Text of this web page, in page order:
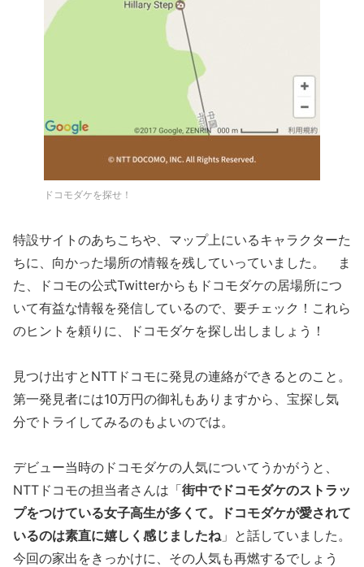
ドコモダケを探せ！
特設サイトのあちこちや、マップ上にいるキャラクターた
ちに、向かった場所の情報を残していっていました。 ま
た、ドコモの公式Twitterからもドコモダケの居場所につ
いて有益な情報を発信しているので、要チェック！これら
のヒントを頼りに、ドコモダケを探し出しましょう！
見つけ出すとNTTドコモに発見の連絡ができるとのこと。
第一発見者には10万円の御礼もありますから、宝探し気
分でトライしてみるのもよいのでは。
デビュー当時のドコモダケの人気についてうかがうと、
NTTドコモの担当者さんは「街中でドコモダケのストラッ
プをつけている女子高生が多くて。ドコモダケが愛されて
いるのは素直に嬉しく感じましたね 」と話していました。
今回の家出をきっかけに、その人気も再燃するでしょう